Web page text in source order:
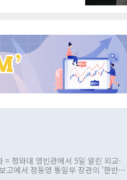
청와대 영빈관에서 5일 열린 외교·
고에서 정동영 통일부 장관의 '한반도